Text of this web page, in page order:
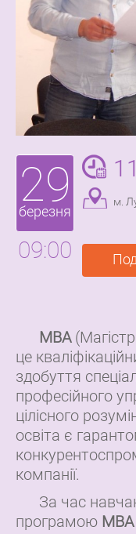
29
березня
09:00
м.
MBA
це
здобуття
професійного
цілісного
освіта є
компанії.
За час
програмою МВА